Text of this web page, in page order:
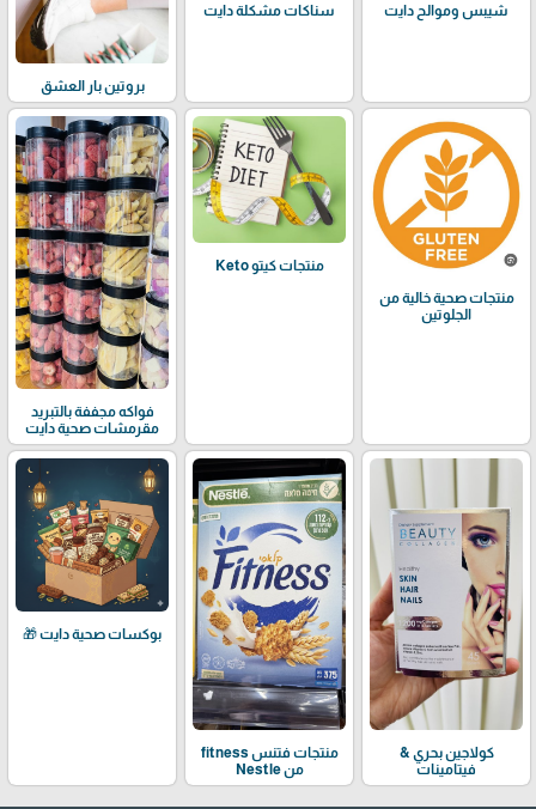
شيبس وموالح دايت سناكات مشكلة دايت
بروتين بار العشق
منتجات صحية خالية من
الجلوتين
منتجات كيتو Keto
فواكه مجففة بالتبريد
مقرمشات صحية دايت
كولاجين بحري &
فيتامينات
منتجات فتنس fitness
من Nestle
بوكسات صحية دايت 🎁